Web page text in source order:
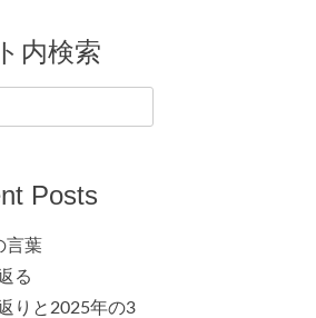
内検索
Posts
言葉
る
りと2025年の3